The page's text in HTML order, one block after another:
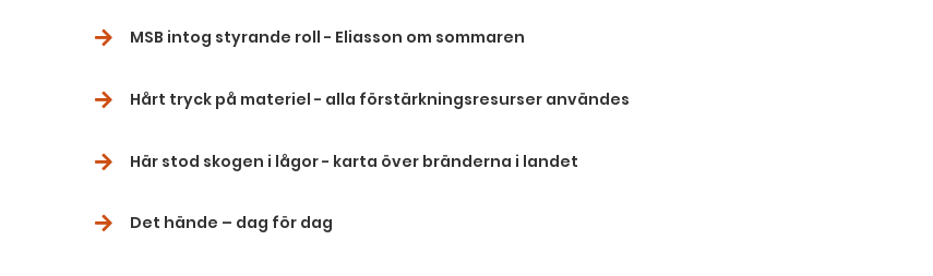
MSB intog styrande roll - Eliasson om sommaren
Hårt tryck på materiel - alla förstärkningsresurser användes
Här stod skogen i lågor - karta över bränderna i landet
Det hände – dag för dag